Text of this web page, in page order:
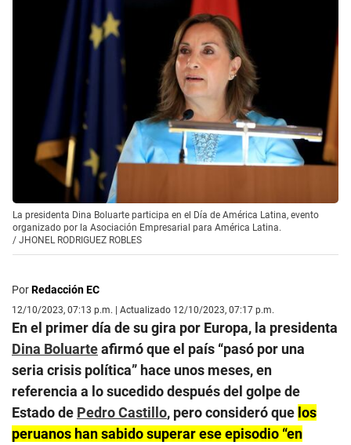
La presidenta Dina Boluarte participa en el Día de América Latina, evento
organizado por la Asociación Empresarial para América Latina.
/ JHONEL RODRIGUEZ ROBLES
PorRedacción EC
12/10/2023, 07:13 p.m. | Actualizado 12/10/2023, 07:17 p.m.
En el primer día de su gira por Europa, la presidenta
Dina Boluarteafirmó que el país “pasó por una
seria crisis política” hace unos meses, en
referencia a lo sucedido después del golpe de
Estado de Pedro Castillo, pero consideró que los
peruanos han sabido superar ese episodio “en